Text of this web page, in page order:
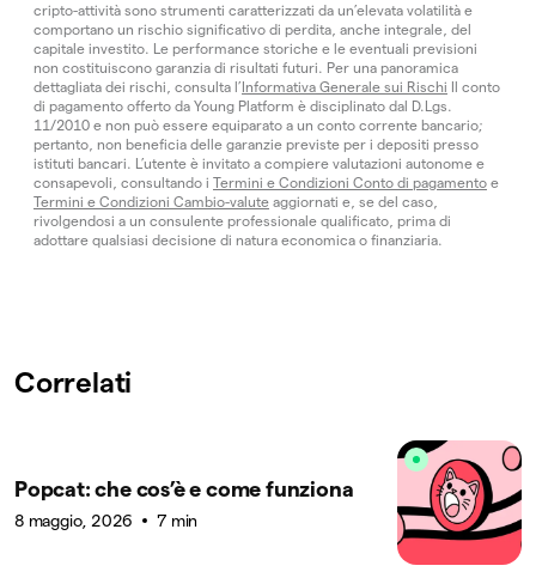
cripto-attività sono strumenti caratterizzati da un’elevata volatilità e
comportano un rischio significativo di perdita, anche integrale, del
capitale investito. Le performance storiche e le eventuali previsioni
non costituiscono garanzia di risultati futuri. Per una panoramica
dettagliata dei rischi, consulta l’Informativa Generale sui Rischi Il conto
di pagamento offerto da Young Platform è disciplinato dal D.Lgs.
11/2010 e non può essere equiparato a un conto corrente bancario;
pertanto, non beneficia delle garanzie previste per i depositi presso
istituti bancari. L’utente è invitato a compiere valutazioni autonome e
consapevoli, consultando i Termini e Condizioni Conto di pagamento e
Termini e Condizioni Cambio-valute aggiornati e, se del caso,
rivolgendosi a un consulente professionale qualificato, prima di
adottare qualsiasi decisione di natura economica o finanziaria.
Correlati
Popcat: che cos’è e come funziona
8 maggio, 2026 7 min